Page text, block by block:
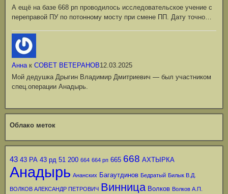
А ещё на базе 668 рп проводилось исследовательское учение с
переправой ПУ по потонному мосту при смене ПП. Дату точно…
Аннак СОВЕТ ВЕТЕРАНОВ12.03.2025
Мой дедушка Дрыгин Владимир Дмитриевич — был участником
спец.операции Анадырь.
Облако меток
43 43 РА 43 рд 51 200 664 664 рп 665 668 АХТЫРКА
Анадырь Ананских Багаутдинов Бедратый Билык В.Д.
ВОЛКОВ АЛЕКСАНДР ПЕТРОВИЧ Винница Волков Волков А.П.